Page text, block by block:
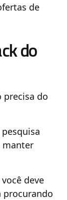
de
do
precisa do
manter
deve
procurando